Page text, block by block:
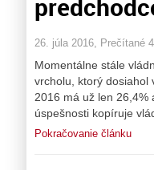
26. júla 2016, Prečítané
Momentálne stále
vrcholu, ktorý dosiahol
2016 má už len 26,4%
úspešnosti kopíruje
Pokračovanie článku